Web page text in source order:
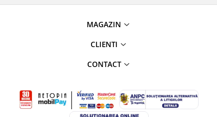
MAGAZIN
CLIENTI
CONTACT